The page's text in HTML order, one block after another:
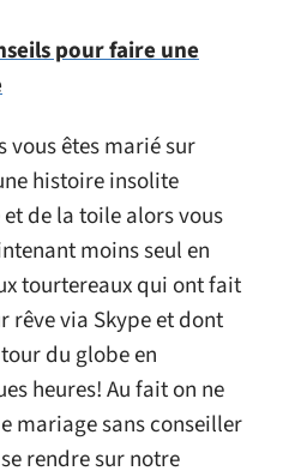
pour faire une
vous êtes marié sur
histoire insolite
de la toile alors vous
moins seul en
tourtereaux qui ont fait
rêve via Skype et dont
du globe en
heures! Au fait on ne
mariage sans conseiller
rendre sur notre